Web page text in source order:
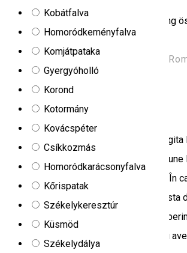
Kobátfalva
Homoródkeményfalva
Komjátpataka
Gyergyóholló
Korond
Kotormány
Kovácspéter
Csíkkozmás
Homoródkarácsonyfalva
Kőrispatak
Székelykeresztúr
Küsmöd
Székelydálya
A Borszéken találhatói Irimescu kemping
szobával, 26 férőhellyel rendelkezik.
Strada Carpați 119, Borsec 535300,
Camping Perla Vlăhiței
Camping Perla Vlahitei situat in jud,
824m, pe "Drumul apelor minerale" va
campare cu cortul si campare cu rulota. În
staţiunea climaterică Perla Vlăhiţei, exista
alimentate cu apă termală de 25°C. Pe
funcţionează mai multe restaurante sau